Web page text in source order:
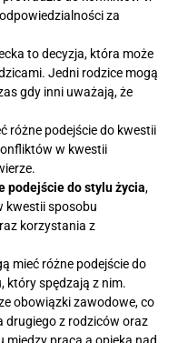
za
to decyzja, która może
Jedni rodzice mogą
gdy inni uważają, że
różne podejście do kwestii
w kwestii
podejście do stylu życia,
kwestii sposobu
korzystania z
mieć różne podejście do
który spędzają z nim.
obowiązki zawodowe, co
drugiego z rodziców oraz